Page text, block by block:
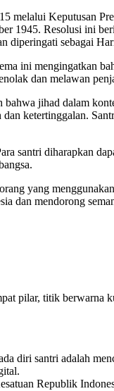
melalui Keputusan
1945. Resolusi ini
diperingati sebagai
ini mengingatkan
dan melawan
jihad dalam
ketertinggalan.
santri diharapkan
yang
dan mendorong
pilar, titik berwarna
diri santri adalah
Republik